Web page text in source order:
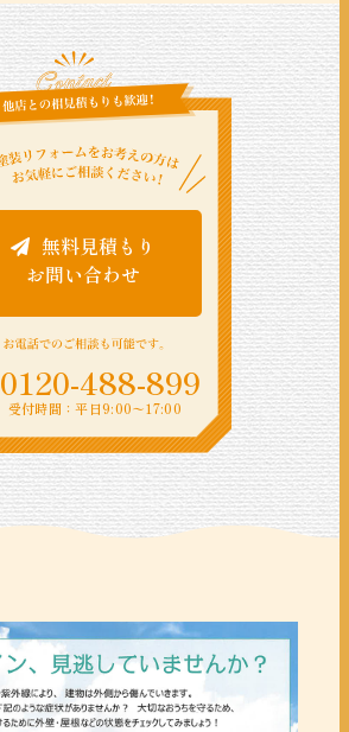
無料見積もり
お問い合わせ
0120-488-899
受付時間：平日9:00〜17:00